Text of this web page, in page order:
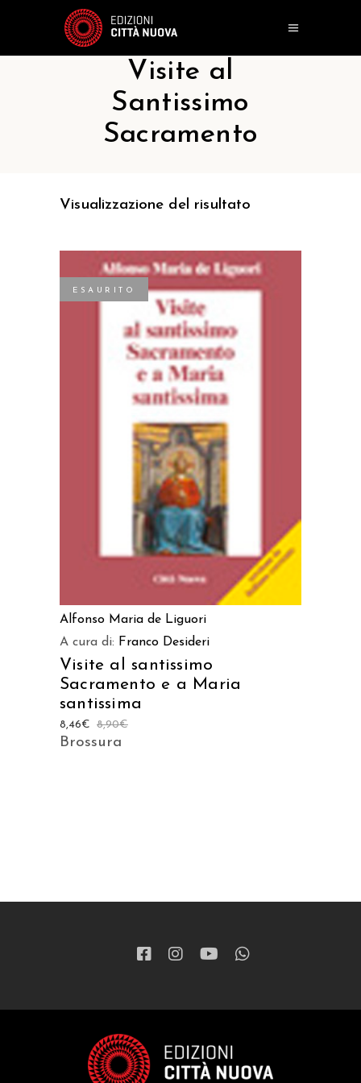
Visite al
Santissimo
Sacramento
Visualizzazione del risultato
ESAURITO
LEGGI TUTTO
Alfonso Maria de Liguori
A cura di: Franco Desideri
Visite al santissimo
Sacramento e a Maria
santissima
8,90€
8,46€
Brossura